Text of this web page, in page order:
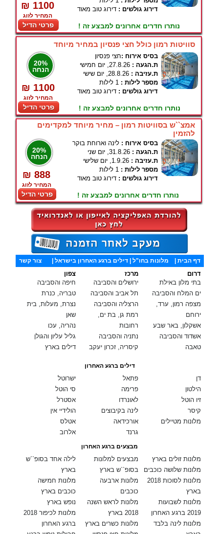
₪ 1100
המחיר לזוג
פרטי הדיל
דירוג גולשים : דירוג טוב מאוד
נותרו חדרים אחרונים למבצע זה !
סוויטות רמון כולל חצי פנסיון במחיר מיוחד
20%
הנחה
₪ 1100
המחיר לזוג
פרטי הדיל
בסיס אירוח :חצי פנסיון
ת.הגעה : 27.8.26, יום חמישי
ת.עזיבה : 28.8.26, יום שישי
מספר לילות : 1 לילות
דירוג גולשים : דירוג טוב מאוד
נותרו חדרים אחרונים למבצע זה !
אמצ``ש בסוויטות רמון – מחיר מיוחד למקדימים
להזמין
20%
הנחה
₪ 888
המחיר לזוג
פרטי הדיל
בסיס אירוח : לינה וארוחת בוקר
ת.הגעה : 31.8.26, יום שני
ת.עזיבה : 1.9.26, יום שלישי
מספר לילות : 1 לילות
דירוג גולשים : דירוג טוב מאוד
נותרו חדרים אחרונים למבצע זה !
דף הבית מלונות בחו"ל | דילים ברגע האחרון בישראל |צור קשר
צפון
חיפה והסביבה
טבריה, כנרת
נצרת, מעלות, בית
שאן
נהריה, עכו
גליל עליון והגולן
דילים בארץ
מרכז
ירושלים והסביבה
תל אביב והסביבה
הרצליה והסביבה
רמת גן, בת ים,
רחובות
נתניה והסביבה
קיסריה, זכרון יעקב
דרום
בתי מלון באילת
ים המלח והסביבה
מצפה רמון, ערד,
ירוחם
אשקלון, באר שבע
אשדוד והסביבה
טאבה
דילים ברגע האחרון
ישרוטל
סי הוטל
אסטרל
הולידיי אין
אטלס
אלרוב
פתאל
פרימה
לאונרדו
לינה בקיבוצים
אורכידאה
גרנד
דן
הילטון
זיו הוטל
קיסר
מלונות מטיילים
מבצעים ברגע האחרון
לילה אחד בסופ``ש
בארץ
מלונות חמישה
כוכבים בארץ
נופש בארץ
מלונות לכיפור 2018
ברגע האחרון
מבצעים למלונות
בסופ``ש בארץ
מלונות ארבעה
כוכבים
מלונות לראש השנה
2018 בארץ
מלונות כשרים בארץ
מלונות זולים בארץ
מלונות שלושה כוכבים
מלונות לסוכות 2018
בארץ
מלונות לשבועות
2019 ברגע האחרון
מלונות לינה בלבד